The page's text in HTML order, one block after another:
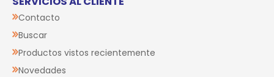
Contacto
Buscar
Productos vistos recientemente
Novedades